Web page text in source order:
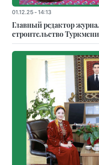
01.12.25 - 14:13
Главный редактор
строительство